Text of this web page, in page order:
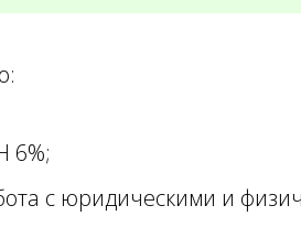
6%;
с юридическими и